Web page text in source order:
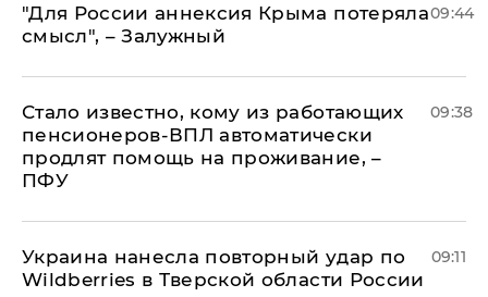
"Для России аннексия Крыма потеряла
смысл", – Залужный
09:44
Стало известно, кому из работающих
пенсионеров-ВПЛ автоматически
продлят помощь на проживание, –
ПФУ
09:38
Украина нанесла повторный удар по
Wildberries в Тверской области России
09:11